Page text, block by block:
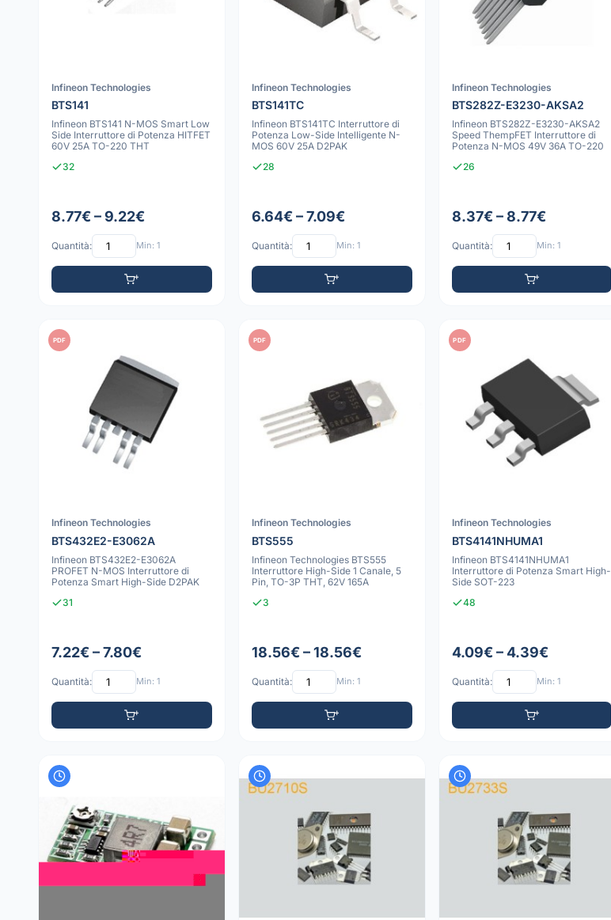
Infineon Technologies
BTS141
Infineon BTS141 N-MOS Smart Low
Side Interruttore di Potenza HITFET
60V 25A TO-220 THT
32
8.77€ – 9.22€
Quantità: Min: 1
Infineon Technologies
BTS141TC
Infineon BTS141TC Interruttore di
Potenza Low-Side Intelligente N-
MOS 60V 25A D2PAK
28
6.64€ – 7.09€
Quantità: Min: 1
Infineon Technologies
BTS282Z-E3230-AKSA2
Infineon BTS282Z-E3230-AKSA2
Speed ThempFET Interruttore di
Potenza N-MOS 49V 36A TO-220
26
8.37€ – 8.77€
Quantità: Min: 1
PDF
Infineon Technologies
BTS432E2-E3062A
Infineon BTS432E2-E3062A
PROFET N-MOS Interruttore di
Potenza Smart High-Side D2PAK
31
7.22€ – 7.80€
Quantità: Min: 1
PDF
Infineon Technologies
BTS555
Infineon Technologies BTS555
Interruttore High-Side 1 Canale, 5
Pin, TO-3P THT, 62V 165A
3
18.56€ – 18.56€
Quantità: Min: 1
PDF
Infineon Technologies
BTS4141NHUMA1
Infineon BTS4141NHUMA1
Interruttore di Potenza Smart High-
Side SOT-223
48
4.09€ – 4.39€
Quantità: Min: 1